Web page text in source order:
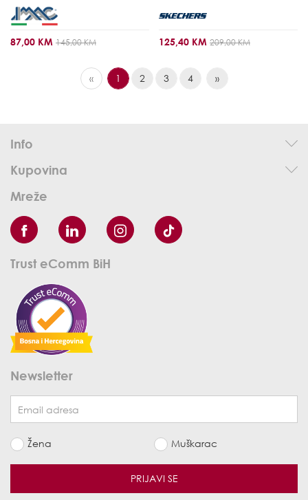
87,00 KM 145,00 KM 125,40 KM 209,00 KM
« 1 2 3 4 »
Info
Kupovina
Mreže
Trust eComm BiH
Newsletter
Žena Muškarac
PRIJAVI SE